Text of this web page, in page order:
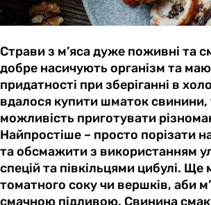
Страви з м’яса дуже поживні та
добре насичують організм та
придатності при зберіганні в
вдалося купити шматок свинини,
можливість приготувати
Найпростіше – просто порізати
та обсмажити з використанням
спецій та півкільцями цибулі.
томатного соку чи вершків, аби
смачною підливою. Свинина